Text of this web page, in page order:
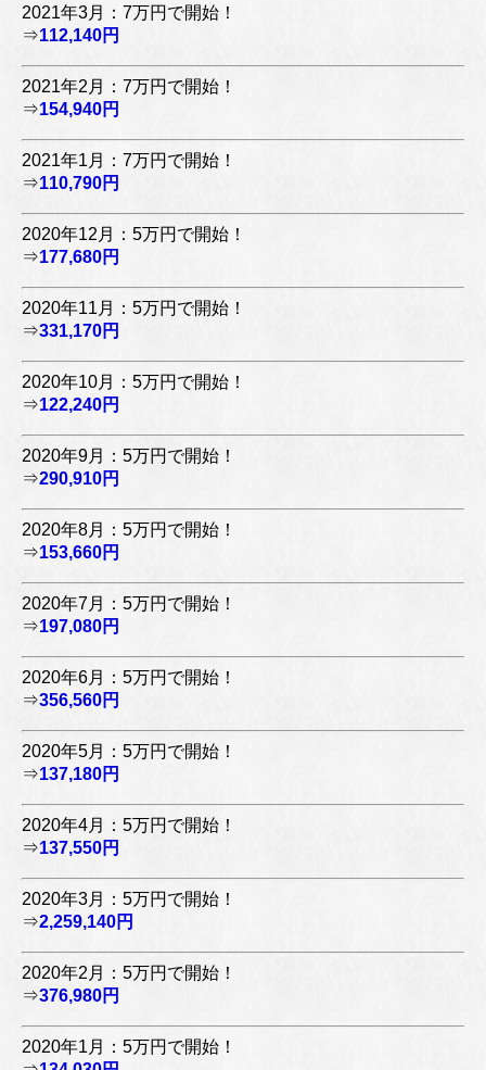
2021年3月：7万円で開始！
⇒112,140円
2021年2月：7万円で開始！
⇒154,940円
2021年1月：7万円で開始！
⇒110,790円
2020年12月：5万円で開始！
⇒177,680円
2020年11月：5万円で開始！
⇒331,170円
2020年10月：5万円で開始！
⇒122,240円
2020年9月：5万円で開始！
⇒290,910円
2020年8月：5万円で開始！
⇒153,660円
2020年7月：5万円で開始！
⇒197,080円
2020年6月：5万円で開始！
⇒356,560円
2020年5月：5万円で開始！
⇒137,180円
2020年4月：5万円で開始！
⇒137,550円
2020年3月：5万円で開始！
⇒2,259,140円
2020年2月：5万円で開始！
⇒376,980円
2020年1月：5万円で開始！